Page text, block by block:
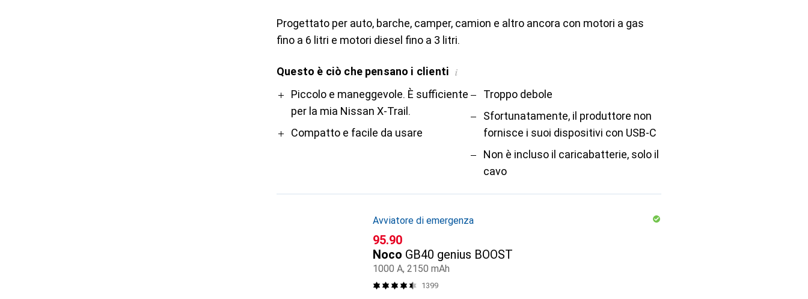
Progettato per auto, barche, camper, camion e altro ancora con motori a gas
fino a 6 litri e motori diesel fino a 3 litri.
Questo è ciò che pensano i clienti i
ProPiccolo e maneggevole. È sufficiente
per la mia Nissan X-Trail.
Compatto e facile da usare
Contro
Troppo debole
Sfortunatamente, il produttore non
fornisce i suoi dispositivi con USB-C
Non è incluso il caricabatterie, solo il
cavo
Avviatore di emergenza
CHF
95.90
Noco GB40 genius BOOST
1000 A, 2150 mAh
1399